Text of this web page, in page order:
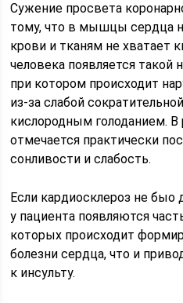
Сужение просвета
тому, что в мышцы сердца
крови и тканям не хватает
человека появляется такой
при котором происходит
из-за слабой
кислородным голоданием. В
отмечается практически
сонливости и слабость.
Если кардиосклероз не быо
у пациента появляются
которых происходит
болезни сердца, что и
к инсульту.